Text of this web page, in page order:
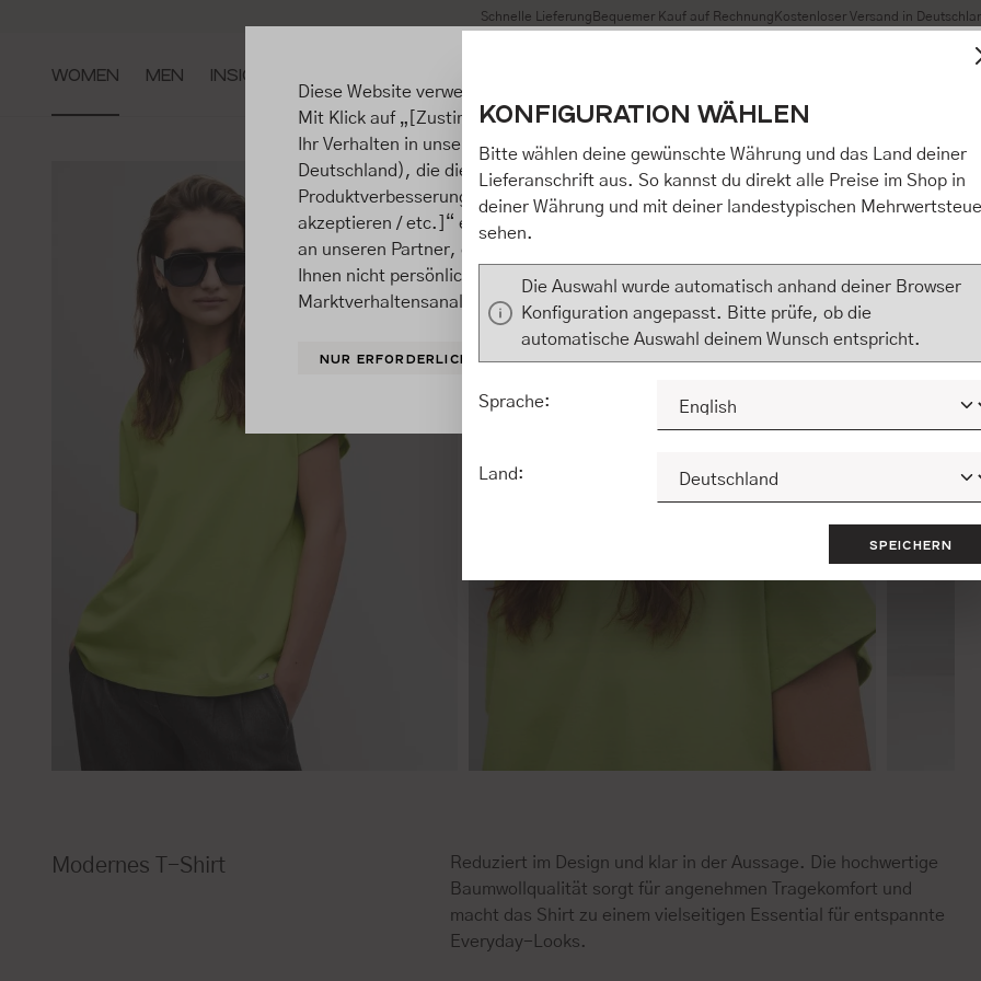
Zur Hauptnavigation springen Schnelle Lieferung Bequemer Kauf auf Rechnung Kostenloser Versand in
WOMEN MEN INSIGHTS
Modernes T-Shirt
Reduziert im Design und klar in der Aussage. Die hochwertige
Baumwollqualität sorgt für angenehmen Tragekomfort und
macht das Shirt zu einem vielseitigen Essential für entspannte
Everyday-Looks.
Diese Website verwendet Cookies, um eine bestmögliche Erfahrung bieten zu können.
Mit Klick auf „[Zustimmen / Alles akzeptieren / etc.]“ erteilen Sie Ihre Einwilligung
Ihr Verhalten in unserem Shop an unseren Partner, die shopware AG (Ebbinghoff 10,
Deutschland), die diese Daten Ihnen nicht persönlich zuordnen kann, sie aber zu
Produktverbesserungen, Marktverhaltensanalysen) verarbeiten darf. Mit Klick auf
akzeptieren / etc.]“ erteilen Sie Ihre Einwilligung auch in die Weitergabe über Ihr
an unseren Partner, die shopware AG (Ebbinghoff 10, 48624 Schöppingen,
Ihnen nicht persönlich zuordnen kann, sie aber zu eigenen Zwecken (z.B.
Marktverhaltensanalysen) verarbeiten darf.
NUR ERFORDERLICHE KONFIGURIEREN ALLE COOKIES
KONFIGURATION WÄHLEN
Bitte wählen deine gewünschte Währung und das Land deiner
Lieferanschrift aus. So kannst du direkt alle Preise im Shop in
deiner Währung und mit deiner landestypischen
sehen.
Die Auswahl wurde automatisch anhand deiner Browser
Konfiguration angepasst. Bitte prüfe, ob die
automatische Auswahl deinem Wunsch entspricht.
Sprache:
Land:
SPEICHERN